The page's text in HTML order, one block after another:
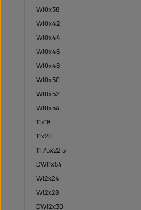
W10x38
W10x42
W10x44
W10x46
W10x48
W10x50
W10x52
W10x54
11x18
11x20
11.75x22.5
DW11x54
W12x24
W12x28
DW12x30